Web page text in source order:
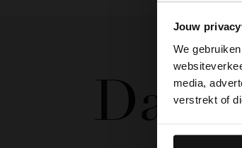
Jouw
We
media,
verstrekt of